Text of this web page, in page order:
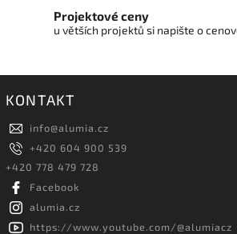
Projektové ceny
u větších projektů si napište o
KONTAKT
info@alumia.cz
+420 604 900 539
+420 778 479 728
Facebook
alumia.cz
https://www.youtube.com/@alumiacz